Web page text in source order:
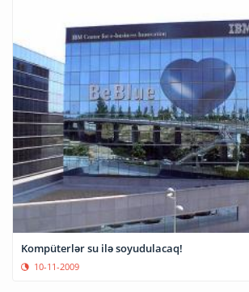
Kompüterlər su ilə soyudulacaq!
10-11-2009